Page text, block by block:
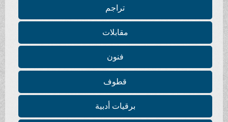
تراجم
مقابلات
فنون
قطوف
برقيات أدبية